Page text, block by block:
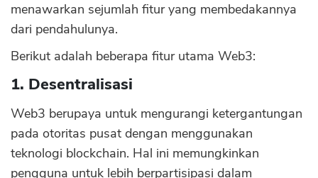
menawarkan sejumlah fitur yang membedakannya
dari pendahulunya.
Berikut adalah beberapa fitur utama Web3:
1. Desentralisasi
Web3 berupaya untuk mengurangi ketergantungan
pada otoritas pusat dengan menggunakan
teknologi blockchain. Hal ini memungkinkan
pengguna untuk lebih berpartisipasi dalam